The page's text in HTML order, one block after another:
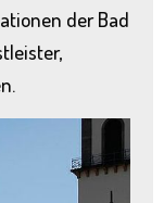
der Bad